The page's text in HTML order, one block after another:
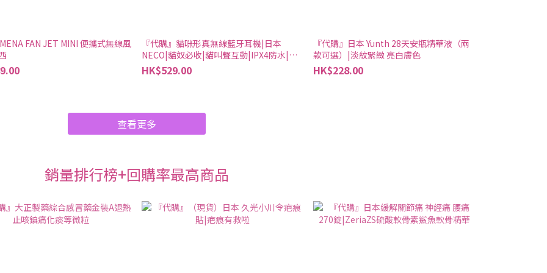
FAN JET MINI 便攜式無線風
『代購』貓咪形真無線藍牙耳機|日本
NECO|貓奴必收|貓叫聲互動|IPX4防水|搵
好西
HK$529.00
『代購』日本 Yunth 28天安瓶精華液（兩
款可選）|淡紋緊緻 亮白膚色
HK$228.00
查看更多
銷量排行榜+回購率最高商品